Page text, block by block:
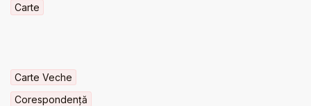
Carte
Carte Veche
Corespondență